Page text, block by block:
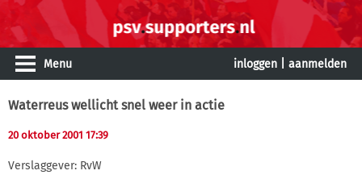
Menu inloggen aanmelden
Waterreus wellicht snel weer in actie
20 oktober 2001 17:39
Verslaggever: RvW